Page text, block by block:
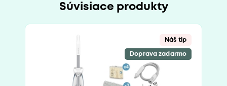
Súvisiace produkty
Náš tip
Doprava zadarmo